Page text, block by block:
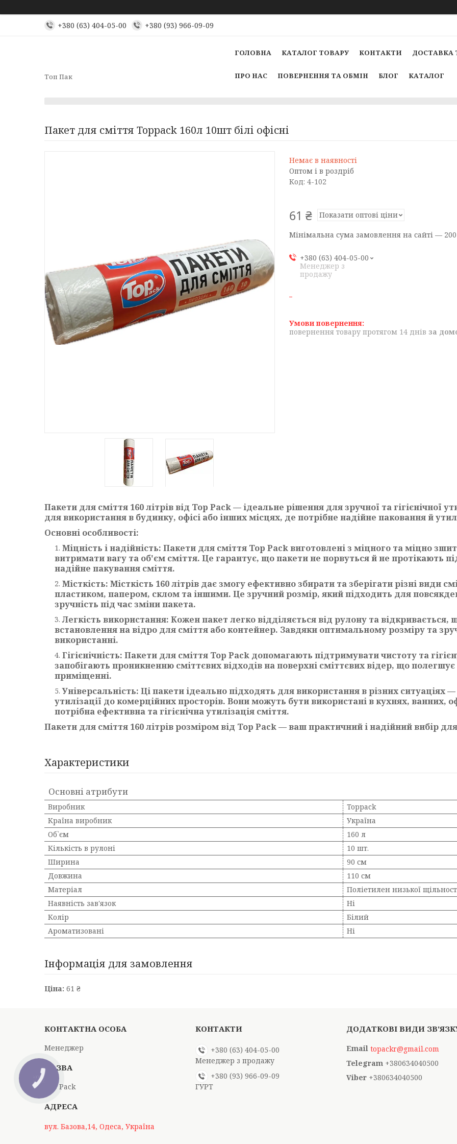
+380 (63) 404-05-00 +380 (93) 966-09-09
Топ Пак
ГОЛОВНА КАТАЛОГ ТОВАРУ КОНТАКТИ ДОСТАВКА
ПРО НАС ПОВЕРНЕННЯ ТА ОБМІН БЛОГ КАТАЛОГ
Пакет для сміття Toppack 160л 10шт білі офісні
Немає в наявності
Оптом і в роздріб
Код: 4-102
61 ₴ Показати оптові ціни
Мінімальна сума замовлення на сайті —
+380 (63) 404-05-00
Менеджер з
продажу
повернення товару протягом 14 днів за
Пакети для сміття 160 літрів від Top Pack — ідеальне рішення для зручної та гігієнічної
для використання в будинку, офісі або інших місцях, де потрібне надійне паковання й
Основні особливості:
Міцність і надійність: Пакети для сміття Top Pack виготовлені з міцного та міцно
витримати вагу та об'єм сміття. Це гарантує, що пакети не порвуться й не протікають
надійне пакування сміття.
Місткість: Місткість 160 літрів дає змогу ефективно збирати та зберігати різні види
пластиком, папером, склом та іншими. Це зручний розмір, який підходить для
зручність під час зміни пакета.
Легкість використання: Кожен пакет легко відділяється від рулону та
встановлення на відро для сміття або контейнер. Завдяки оптимальному розміру та
використанні.
Гігієнічність: Пакети для сміття Top Pack допомагають підтримувати чистоту та
запобігають проникненню сміттєвих відходів на поверхні сміттєвих відер, що
приміщенні.
Універсальність: Ці пакети ідеально підходять для використання в різних ситуаціях
утилізації до комерційних просторів. Вони можуть бути використані в кухнях, ванних,
потрібна ефективна та гігієнічна утилізація сміття.
Пакети для сміття 160 літрів розміром від Top Pack — ваш практичний і надійний вибір для
Характеристики
Основні атрибути
Виробник
Toppack
Країна виробник
Україна
Об`єм
160 л
Кількість в рулоні
10 шт.
Ширина
90 см
Довжина
110 см
Матеріал
Поліетилен низької
Наявність зав'язок
Ні
Колір
Білий
Ароматизовані
Ні
Інформація для замовлення
Ціна: 61 ₴
Менеджер
Top Pack
вул. Базова,14, Одеса, Україна
+380 (63) 404-05-00
Менеджер з продажу
+380 (93) 966-09-09
ГУРТ
topackr@gmail.com
+380634040500
+380634040500
КНОПКА
ЗВ'ЯЗКУ